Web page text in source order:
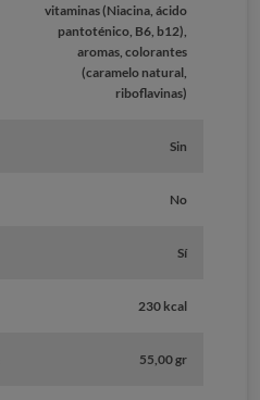
vitaminas (Niacina, ácido
pantoténico, B6, b12),
aromas, colorantes
(caramelo natural,
riboflavinas)
Sin
No
Sí
230 kcal
55,00 gr